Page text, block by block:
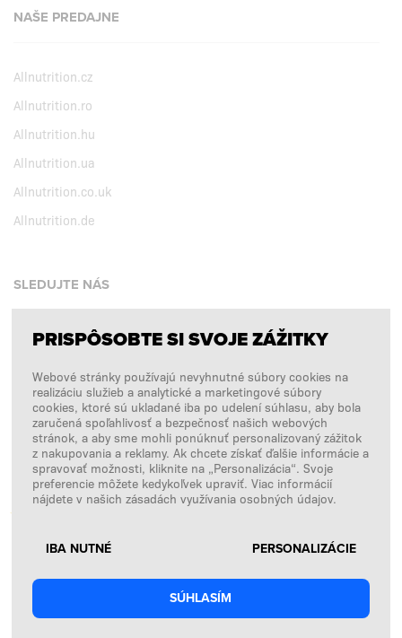
NAŠE PREDAJNE
Allnutrition.cz
Allnutrition.ro
Allnutrition.hu
Allnutrition.ua
Allnutrition.co.uk
Allnutrition.de
SLEDUJTE NÁS
Facebook
Instagram
Copyright © 2026 SFD S. A.
PLATBY SPRACÚVA
PRISPÔSOBTE SI SVOJE ZÁŽITKY
Webové stránky používajú nevyhnutné súbory cookies na
realizáciu služieb a analytické a marketingové súbory
cookies, ktoré sú ukladané iba po udelení súhlasu, aby bola
zaručená spoľahlivosť a bezpečnosť našich webových
stránok, a aby sme mohli ponúknuť personalizovaný zážitok
z nakupovania a reklamy. Ak chcete získať ďalšie informácie a
spravovať možnosti, kliknite na „Personalizácia“. Svoje
preferencie môžete kedykoľvek upraviť. Viac informácií
nájdete v našich zásadách využívania osobných údajov.
IBA NUTNÉ PERSONALIZÁCIE
SÚHLASÍM